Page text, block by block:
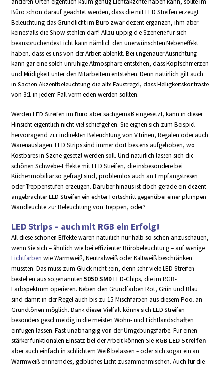
anderen Orten eigentlich kaum genug Lichtakzente haben kann, sollte im
Büro schon darauf geachtet werden, dass die mit LED Streifen erzeugt
Beleuchtung das Grundlicht im Büro zwar dezent ergänzen, ihm aber
keinesfalls die Show stehlen darf! Allzu üppig die Szenerie für sich
beanspruchendes Licht kann nämlich den unerwünschten Nebeneffekt
haben, dass es uns von der Arbeit ablenkt. Bei ungenauer Ausrichtung
kann gar eine solch unruhige Atmosphäre entstehen, dass Kopfschmerzen
und Müdigkeit unter den Mitarbeitern entstehen. Denn natürlich gilt auch
in Sachen Akzentbeleuchtung die alte Faustregel, dass Helligkeitskontraste
von 3:1 in jedem Fall vermieden werden sollten.
Werden LED Streifen im Büro aber sachgemäß eingesetzt, kann in dieser
Hinsicht eigentlich nicht viel schiefgehen. Sie eignen sich zum Beispiel
hervorragend zur indirekten Beleuchtung von Vitrinen, Regalen oder auch
Warenauslagen. LED Strips sind immer dort bestens aufgehoben, wo
Kostbares in Szene gesetzt werden soll. Und natürlich lassen sich die
schönen Schwebe-Effekte mit LED Streifen, die insbesondere bei
Küchenmobiliar so gefragt sind, problemlos auch an Empfangstresen
oder Treppenstufen erzeugen. Darüber hinaus ist doch gerade ein dezent
angebrachter LED Streifen ein echter Fortschritt gegenüber einer plumpen
Wandleuchte zur Beleuchtung von Treppen, oder?
LED Strips – auch mit RGB ein Erfolg!
All diese schönen Effekte wären natürlich nur halb so schön anzuschauen,
wenn Sie sich – ähnlich wie bei effizienter Bürobeleuchtung – auf wenige
Lichtfarben wie Warmweiß, Neutralweiß oder Kaltweiß beschränken
müssten. Das muss zum Glück nicht sein, denn sehr viele LED Streifen
bestehen aus sogenannten 5050 SMDLED-Chips, die im RGB-
Farbspektrum operieren. Neben den Grundfarben Rot, Grün und Blau
sind damit in der Regel auch bis zu 15 Mischfarben aus diesem Pool an
Grundtönen möglich. Dank dieser Vielfalt könne sich LED Streifen
besonders geschmeidig in die meisten Wohn- und Lichtlandschaften
einfügen lassen. Fast unabhängig von der Umgebungsfarbe. Für einen
stärker funktionalen Einsatz bei der Arbeit können Sie RGB LED Streifen
aber auch einfach in schlichtem Weiß belassen – oder sich sogar ein an
Warmweiß erinnerndes, gelbliches Licht zusammenmischen. Auch für die